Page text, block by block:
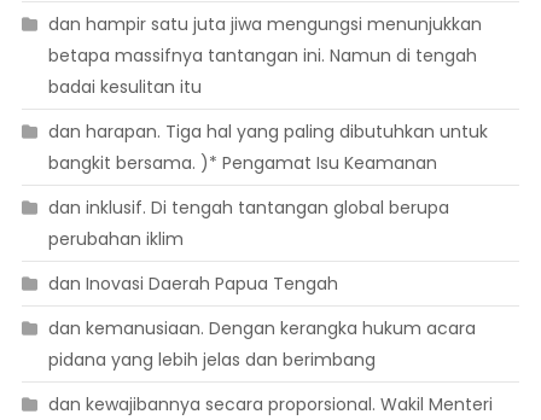
dan hampir satu juta jiwa mengungsi menunjukkan
betapa massifnya tantangan ini. Namun di tengah
badai kesulitan itu
dan harapan. Tiga hal yang paling dibutuhkan untuk
bangkit bersama. )* Pengamat Isu Keamanan
dan inklusif. Di tengah tantangan global berupa
perubahan iklim
dan Inovasi Daerah Papua Tengah
dan kemanusiaan. Dengan kerangka hukum acara
pidana yang lebih jelas dan berimbang
dan kewajibannya secara proporsional. Wakil Menteri